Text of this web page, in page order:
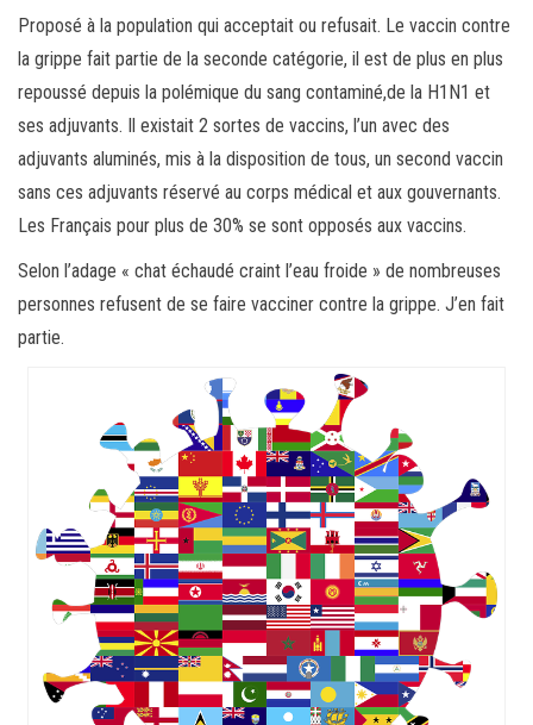
Proposé à la population qui acceptait ou refusait. Le vaccin contre
la grippe fait partie de la seconde catégorie, il est de plus en plus
repoussé depuis la polémique du sang contaminé,de la H1N1 et
ses adjuvants. Il existait 2 sortes de vaccins, l’un avec des
adjuvants aluminés, mis à la disposition de tous, un second vaccin
sans ces adjuvants réservé au corps médical et aux gouvernants.
Les Français pour plus de 30% se sont opposés aux vaccins.
Selon l’adage « chat échaudé craint l’eau froide » de nombreuses
personnes refusent de se faire vacciner contre la grippe. J’en fait
partie.